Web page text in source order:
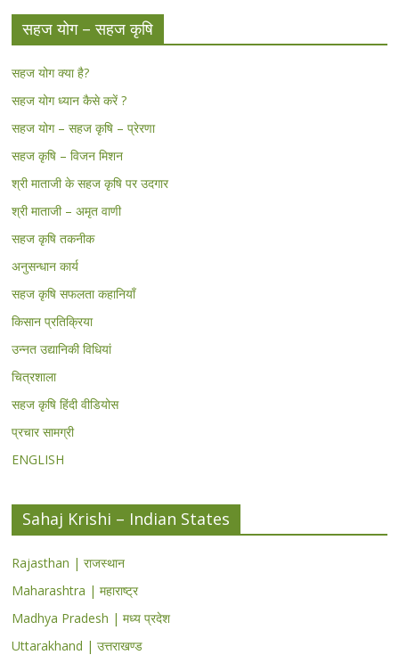
सहज योग – सहज कृषि
सहज योग क्या है?
सहज योग ध्यान कैसे करें ?
सहज योग – सहज कृषि – प्रेरणा
सहज कृषि – विजन मिशन
श्री माताजी के सहज कृषि पर उदगार
श्री माताजी – अमृत वाणी
सहज कृषि तकनीक
अनुसन्धान कार्य
सहज कृषि सफलता कहानियाँ
किसान प्रतिक्रिया
उन्नत उद्यानिकी विधियां
चित्रशाला
सहज कृषि हिंदी वीडियोस
प्रचार सामग्री
ENGLISH
Sahaj Krishi – Indian States
Rajasthan | राजस्थान
Maharashtra | महाराष्ट्र
Madhya Pradesh | मध्य प्रदेश
Uttarakhand | उत्तराखण्ड